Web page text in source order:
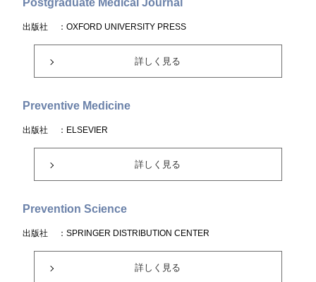
Postgraduate Medical Journal
出版社 ：OXFORD UNIVERSITY PRESS
詳しく見る
Preventive Medicine
出版社 ：ELSEVIER
詳しく見る
Prevention Science
出版社 ：SPRINGER DISTRIBUTION CENTER
詳しく見る